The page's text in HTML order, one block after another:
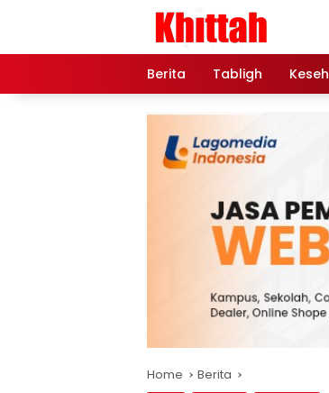
Berita Tabligh
Home Berita